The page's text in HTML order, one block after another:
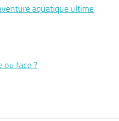
aquatique ultime
ou face ?